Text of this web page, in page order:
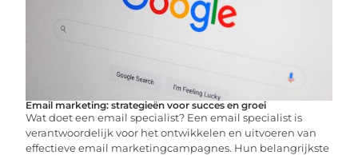
Email marketing: strategieën voor succes en groei
Wat doet een email specialist? Een email specialist is
verantwoordelijk voor het ontwikkelen en uitvoeren van
effectieve email marketingcampagnes. Hun belangrijkste